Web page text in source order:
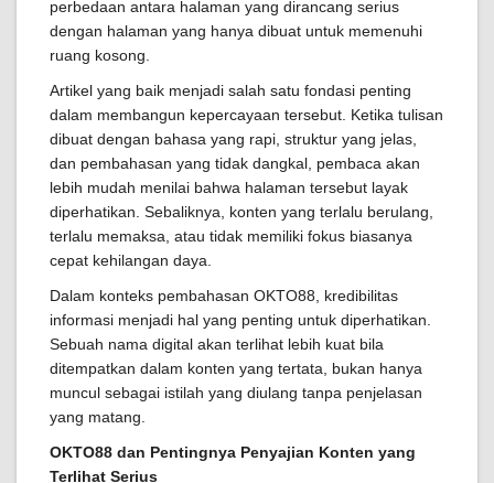
perbedaan antara halaman yang dirancang serius
dengan halaman yang hanya dibuat untuk memenuhi
ruang kosong.
Artikel yang baik menjadi salah satu fondasi penting
dalam membangun kepercayaan tersebut. Ketika tulisan
dibuat dengan bahasa yang rapi, struktur yang jelas,
dan pembahasan yang tidak dangkal, pembaca akan
lebih mudah menilai bahwa halaman tersebut layak
diperhatikan. Sebaliknya, konten yang terlalu berulang,
terlalu memaksa, atau tidak memiliki fokus biasanya
cepat kehilangan daya.
Dalam konteks pembahasan OKTO88, kredibilitas
informasi menjadi hal yang penting untuk diperhatikan.
Sebuah nama digital akan terlihat lebih kuat bila
ditempatkan dalam konten yang tertata, bukan hanya
muncul sebagai istilah yang diulang tanpa penjelasan
yang matang.
OKTO88 dan Pentingnya Penyajian Konten yang
Terlihat Serius